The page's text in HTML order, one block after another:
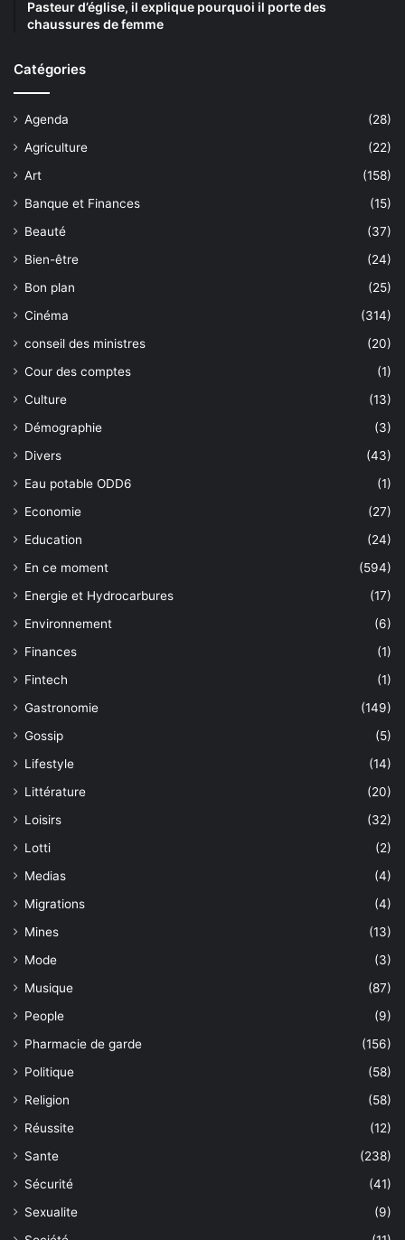
Pasteur d’église, il explique pourquoi il porte des
chaussures de femme
Catégories
Agenda
(28)
Agriculture
(22)
Art
(158)
Banque et Finances
(15)
Beauté
(37)
Bien-être
(24)
Bon plan
(25)
Cinéma
(314)
conseil des ministres
(20)
Cour des comptes
(1)
Culture
(13)
Démographie
(3)
Divers
(43)
Eau potable ODD6
(1)
Economie
(27)
Education
(24)
En ce moment
(594)
Energie et Hydrocarbures
(17)
Environnement
(6)
Finances
(1)
Fintech
(1)
Gastronomie
(149)
Gossip
(5)
Lifestyle
(14)
Littérature
(20)
Loisirs
(32)
Lotti
(2)
Medias
(4)
Migrations
(4)
Mines
(13)
Mode
(3)
Musique
(87)
People
(9)
Pharmacie de garde
(156)
Politique
(58)
Religion
(58)
Réussite
(12)
Sante
(238)
Sécurité
(41)
Sexualite
(9)